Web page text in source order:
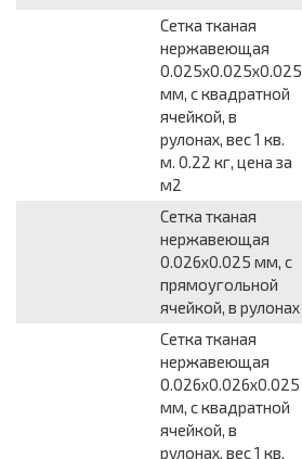
Сетка тканая
нержавеющая
0.025x0.025x0.025
мм, c квадратной
ячейкой, в
рулонах, вес 1 кв.
м. 0.22 кг, цена за
м2
Сетка тканая
нержавеющая
0.026x0.025 мм, c
прямоугольной
ячейкой, в рулонах
Сетка тканая
нержавеющая
0.026x0.026x0.025
мм, c квадратной
ячейкой, в
рулонах, вес 1 кв.